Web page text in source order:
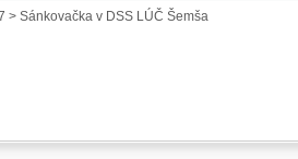
> Sánkovačka v DSS LÚČ Šemša